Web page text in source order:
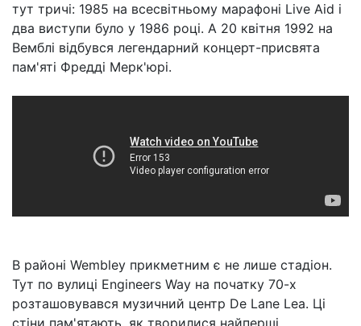
тут тричі: 1985 на всесвітньому марафоні Live Aid і
два виступи було у 1986 році. А 20 квітня 1992 на
Вемблі відбувся легендарний концерт-присвята
пам'яті Фредді Мерк'юрі.
В районі Wembley прикметним є не лише стадіон.
Тут по вулиці Engineers Way на початку 70-х
розташовувався музичний центр De Lane Lea. Ці
стіни пам'ятають, як творилися найперші